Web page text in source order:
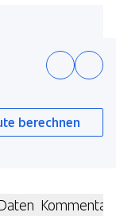
berechnen
Kommentar